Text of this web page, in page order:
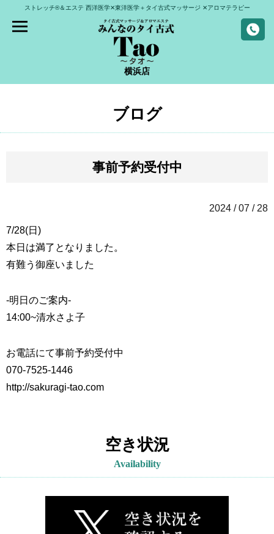
ストレッチ®＆エステ 西洋医学✕東洋医学＋タイ古式マッサージ ✕アロマテラピー
横浜店
ブログ
事前予約受付中
2024 / 07 / 28
7/28(日)
本日は満了となりました。
有難う御座いました
-明日のご案内-
14:00~清水さよ子
お電話にて事前予約受付中
070-7525-1446
http://sakuragi-tao.com
空き状況
Availability